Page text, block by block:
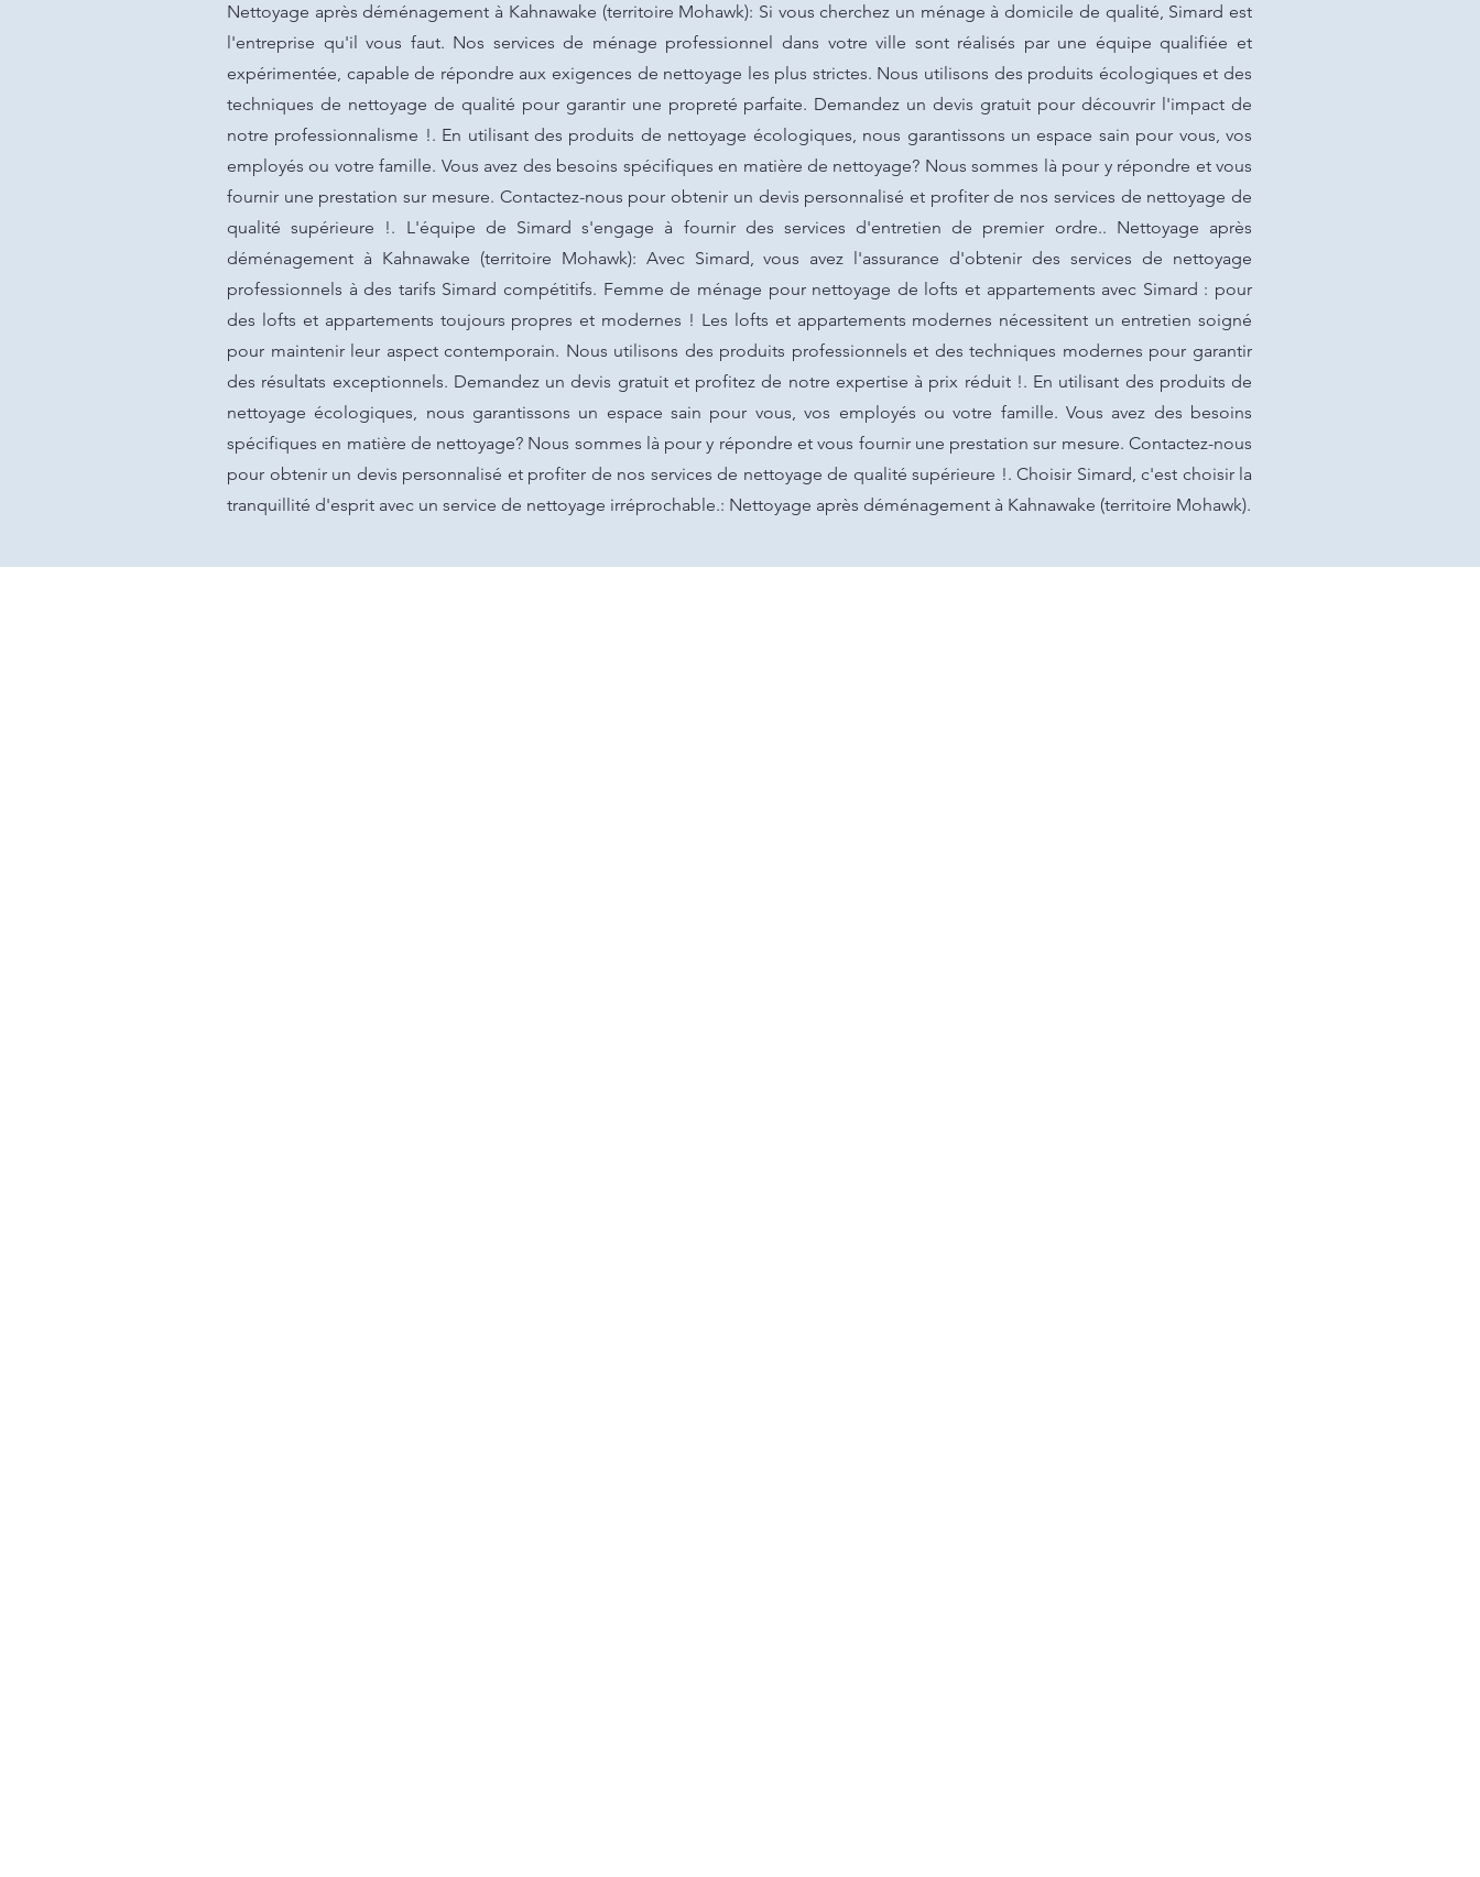
Nettoyage après déménagement à Kahnawake (territoire Mohawk): Si vous cherchez un ménage à domicile de qualité, Simard est
l'entreprise qu'il vous faut. Nos services de ménage professionnel dans votre ville sont réalisés par une équipe qualifiée et
expérimentée, capable de répondre aux exigences de nettoyage les plus strictes. Nous utilisons des produits écologiques et des
techniques de nettoyage de qualité pour garantir une propreté parfaite. Demandez un devis gratuit pour découvrir l'impact de
notre professionnalisme !. En utilisant des produits de nettoyage écologiques, nous garantissons un espace sain pour vous, vos
employés ou votre famille. Vous avez des besoins spécifiques en matière de nettoyage? Nous sommes là pour y répondre et vous
fournir une prestation sur mesure. Contactez-nous pour obtenir un devis personnalisé et profiter de nos services de nettoyage de
qualité supérieure !. L'équipe de Simard s'engage à fournir des services d'entretien de premier ordre.. Nettoyage après
déménagement à Kahnawake (territoire Mohawk): Avec Simard, vous avez l'assurance d'obtenir des services de nettoyage
professionnels à des tarifs Simard compétitifs. Femme de ménage pour nettoyage de lofts et appartements avec Simard : pour
des lofts et appartements toujours propres et modernes ! Les lofts et appartements modernes nécessitent un entretien soigné
pour maintenir leur aspect contemporain. Nous utilisons des produits professionnels et des techniques modernes pour garantir
des résultats exceptionnels. Demandez un devis gratuit et profitez de notre expertise à prix réduit !. En utilisant des produits de
nettoyage écologiques, nous garantissons un espace sain pour vous, vos employés ou votre famille. Vous avez des besoins
spécifiques en matière de nettoyage? Nous sommes là pour y répondre et vous fournir une prestation sur mesure. Contactez-nous
pour obtenir un devis personnalisé et profiter de nos services de nettoyage de qualité supérieure !. Choisir Simard, c'est choisir la
tranquillité d'esprit avec un service de nettoyage irréprochable.: Nettoyage après déménagement à Kahnawake (territoire Mohawk).